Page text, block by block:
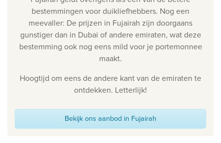
bestemmingen voor duikliefhebbers. Nog een
meevaller: De prijzen in Fujairah zijn doorgaans
gunstiger dan in Dubai of andere emiraten, wat deze
bestemming ook nog eens mild voor je portemonnee
maakt.
Hoogtijd om eens de andere kant van de emiraten te
ontdekken. Letterlijk!
Bekijk ons aanbod in Fujairah